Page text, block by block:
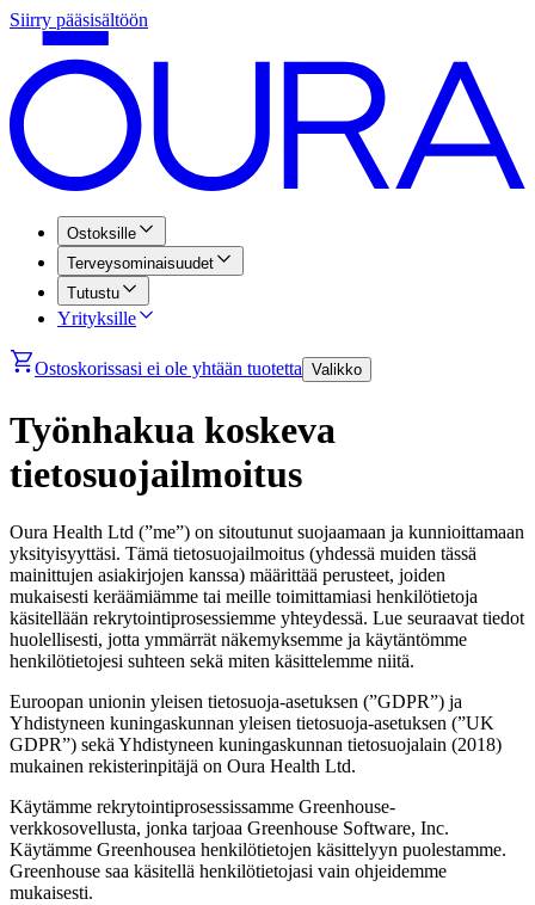
Siirry pääsisältöön
Ostoksille
Terveysominaisuudet
Tutustu
Yrityksille
Ostoskorissasi ei ole yhtään tuotetta Valikko
Työnhakua koskeva
tietosuojailmoitus
Oura Health Ltd (”me”) on sitoutunut suojaamaan ja kunnioittamaan
yksityisyyttäsi. Tämä tietosuojailmoitus (yhdessä muiden tässä
mainittujen asiakirjojen kanssa) määrittää perusteet, joiden
mukaisesti keräämiämme tai meille toimittamiasi henkilötietoja
käsitellään rekrytointiprosessiemme yhteydessä. Lue seuraavat tiedot
huolellisesti, jotta ymmärrät näkemyksemme ja käytäntömme
henkilötietojesi suhteen sekä miten käsittelemme niitä.
Euroopan unionin yleisen tietosuoja-asetuksen (”GDPR”) ja
Yhdistyneen kuningaskunnan yleisen tietosuoja-asetuksen (”UK
GDPR”) sekä Yhdistyneen kuningaskunnan tietosuojalain (2018)
mukainen rekisterinpitäjä on Oura Health Ltd.
Käytämme rekrytointiprosessissamme Greenhouse-
verkkosovellusta, jonka tarjoaa Greenhouse Software, Inc.
Käytämme Greenhousea henkilötietojen käsittelyyn puolestamme.
Greenhouse saa käsitellä henkilötietojasi vain ohjeidemme
mukaisesti.